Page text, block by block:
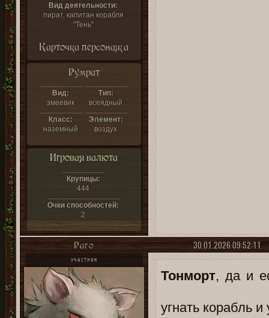
Вид деятельности:
пират, капитан корабля
"Тень"
Карточка персонажа
Румрат
Вид:
змеевик
Тип:
всеядный
Класс:
наземный
Элемент:
воздух
Игровая валюта
Крупицы:
444
Очки способностей:
2
30.01.2026 09:52:11
Раго
УЧАСТНИК
Тонморт, да и
угнать корабль